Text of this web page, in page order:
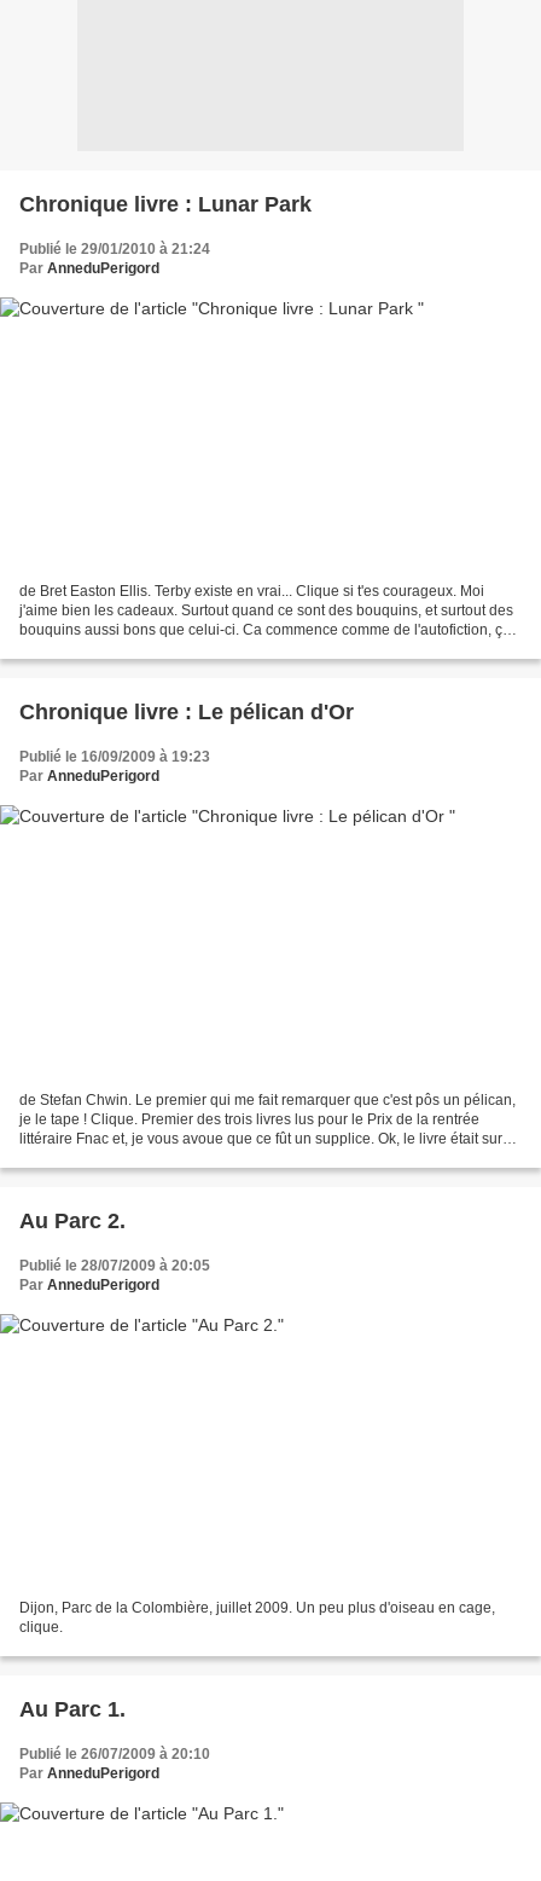
Chronique livre : Lunar Park
Publié le 29/01/2010 à 21:24
Par AnneduPerigord
de Bret Easton Ellis. Terby existe en vrai... Clique si t'es courageux. Moi
j'aime bien les cadeaux. Surtout quand ce sont des bouquins, et surtout des
bouquins aussi bons que celui-ci. Ca commence comme de l'autofiction, ça
Chronique livre : Le pélican d'Or
Publié le 16/09/2009 à 19:23
Par AnneduPerigord
de Stefan Chwin. Le premier qui me fait remarquer que c'est pôs un pélican,
je le tape ! Clique. Premier des trois livres lus pour le Prix de la rentrée
littéraire Fnac et, je vous avoue que ce fût un supplice. Ok, le livre était sur
Au Parc 2.
Publié le 28/07/2009 à 20:05
Par AnneduPerigord
Dijon, Parc de la Colombière, juillet 2009. Un peu plus d'oiseau en cage,
clique.
Au Parc 1.
Publié le 26/07/2009 à 20:10
Par AnneduPerigord